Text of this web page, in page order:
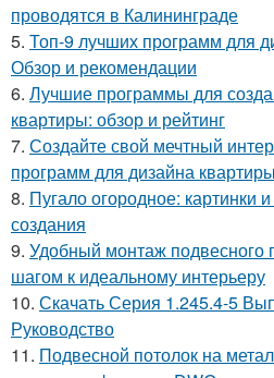
проводятся в Калининграде
5. Топ-9 лучших программ для
Обзор и рекомендации
6. Лучшие программы для
квартиры: обзор и рейтинг
7. Создайте свой мечтный
программ для дизайна квартиры
8. Пугало огородное: картинки
создания
9. Удобный монтаж подвесного
шагом к идеальному интерьеру
10. Скачать Серия 1.245.4-5
Руководство
11. Подвесной потолок на